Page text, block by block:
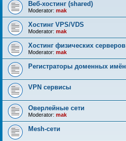
Веб-хостинг (shared)
Moderator: mak
Хостинг VPS/VDS
Moderator: mak
Хостинг физических серверов
Moderator: mak
Регистраторы доменных имён
VPN сервисы
Оверлейные сети
Moderator: mak
Mesh-сети